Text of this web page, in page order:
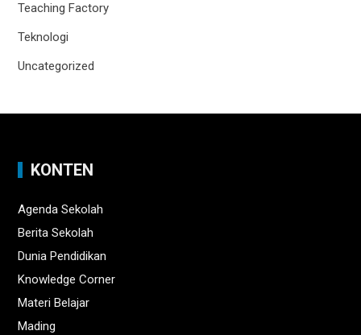
Teaching Factory
Teknologi
Uncategorized
KONTEN
Agenda Sekolah
Berita Sekolah
Dunia Pendidikan
Knowledge Corner
Materi Belajar
Mading